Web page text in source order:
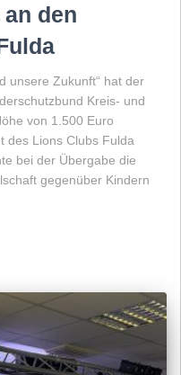
den
unsere Zukunft“ hat der
Kreis- und
von 1.500 Euro
des Lions Clubs Fulda
bei der Übergabe die
gegenüber Kindern